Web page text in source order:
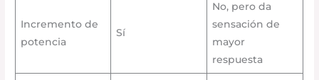
Incremento de
potencia
Sí
No, pero da
sensación de
mayor
respuesta